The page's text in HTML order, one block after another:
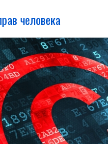
человека